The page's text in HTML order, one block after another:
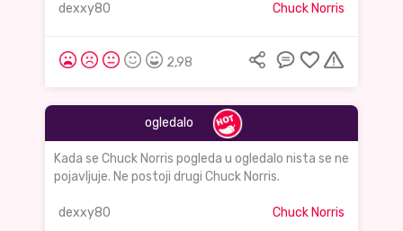
dexxy80 Chuck Norris
2,98
ogledalo
Kada se Chuck Norris pogleda u ogledalo nista se ne
pojavljuje. Ne postoji drugi Chuck Norris.
dexxy80 Chuck Norris